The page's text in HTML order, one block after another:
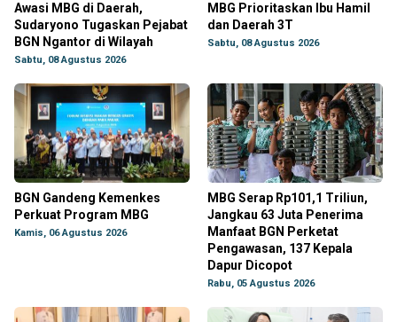
Awasi MBG di Daerah,
Sudaryono Tugaskan Pejabat
BGN Ngantor di Wilayah
Sabtu, 08 Agustus 2026
MBG Prioritaskan Ibu Hamil
dan Daerah 3T
Sabtu, 08 Agustus 2026
BGN Gandeng Kemenkes
Perkuat Program MBG
Kamis, 06 Agustus 2026
MBG Serap Rp101,1 Triliun,
Jangkau 63 Juta Penerima
Manfaat BGN Perketat
Pengawasan, 137 Kepala
Dapur Dicopot
Rabu, 05 Agustus 2026